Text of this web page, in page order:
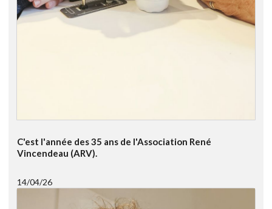
C'est l'année des 35 ans de l'Association René
Vincendeau (ARV).
14/04/26